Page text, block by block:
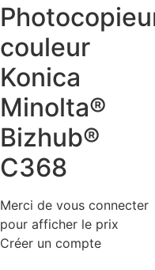
couleur
Konica
Minolta®
Bizhub®
C368
Merci de vous connecter
pour afficher le prix
Créer un compte